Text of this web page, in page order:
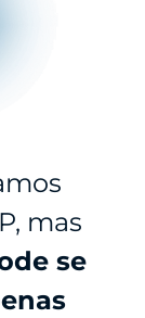
mas
se